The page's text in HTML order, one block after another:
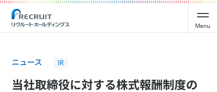
Recruit Holdings
Menu
ニュース IR
当社取締役に対する株式報酬制度の